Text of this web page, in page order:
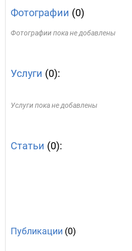
Фотографии (0)
Фотографии пока не добавлены
Услуги (0):
Услуги пока не добавлены
Статьи (0):
Публикации (0)